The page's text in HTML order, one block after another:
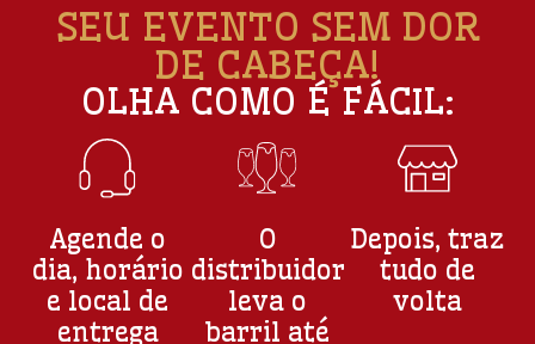
SEU EVENTO SEM DOR
DE CABEÇA!
OLHA COMO É FÁCIL:
Agende o
dia, horário
e local de
entrega
O
distribuidor
leva o
barril até
Depois, traz
tudo de
volta